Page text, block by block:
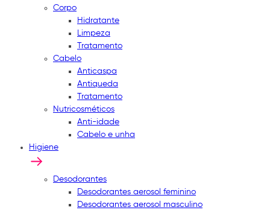
Corpo
Hidratante
Limpeza
Tratamento
Cabelo
Anticaspa
Antiqueda
Tratamento
Nutricosméticos
Anti-idade
Cabelo e unha
Higiene
Desodorantes
Desodorantes aerosol feminino
Desodorantes aerosol masculino